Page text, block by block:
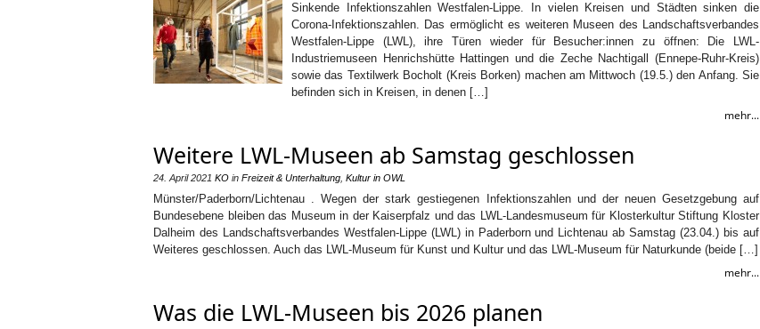
Sinkende Infektionszahlen Westfalen-Lippe. In vielen Kreisen und Städten sinken die
Corona-Infektionszahlen. Das ermöglicht es weiteren Museen des Landschaftsverbandes
Westfalen-Lippe (LWL), ihre Türen wieder für Besucher:innen zu öffnen: Die LWL-
Industriemuseen Henrichshütte Hattingen und die Zeche Nachtigall (Ennepe-Ruhr-Kreis)
sowie das Textilwerk Bocholt (Kreis Borken) machen am Mittwoch (19.5.) den Anfang. Sie
befinden sich in Kreisen, in denen […]
mehr...
Weitere LWL-Museen ab Samstag geschlossen
24. April 2021 KO in Freizeit & Unterhaltung Kultur in OWL
Münster/Paderborn/Lichtenau . Wegen der stark gestiegenen Infektionszahlen und der neuen Gesetzgebung auf
Bundesebene bleiben das Museum in der Kaiserpfalz und das LWL-Landesmuseum für Klosterkultur Stiftung Kloster
Dalheim des Landschaftsverbandes Westfalen-Lippe (LWL) in Paderborn und Lichtenau ab Samstag (23.04.) bis auf
Weiteres geschlossen. Auch das LWL-Museum für Kunst und Kultur und das LWL-Museum für Naturkunde (beide […]
mehr...
Was die LWL-Museen bis 2026 planen